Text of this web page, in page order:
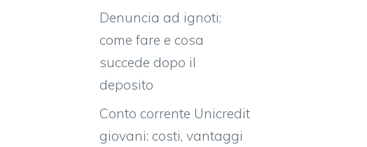
Denuncia ad ignoti:
come fare e cosa
succede dopo il
deposito
Conto corrente Unicredit
giovani: costi, vantaggi